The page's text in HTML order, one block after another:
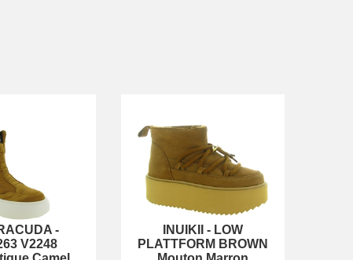
-
V2248
INUIKII - LOW
PLATTFORM BROWN